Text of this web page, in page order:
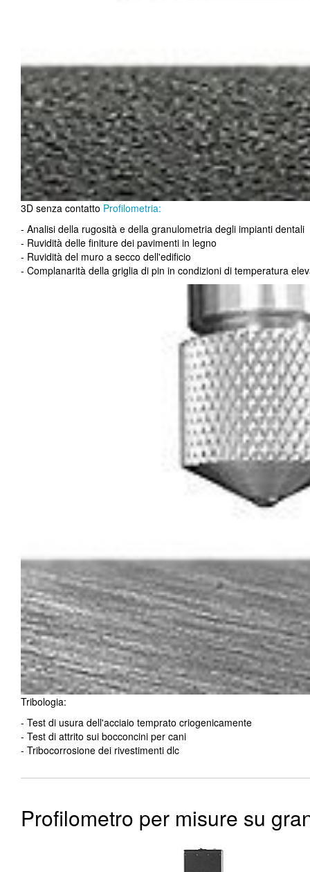
3D senza contatto Profilometria:
- Analisi della rugosità e della granulometria degli impianti dentali
- Ruvidità delle finiture dei pavimenti in legno
- Ruvidità del muro a secco dell'edificio
- Complanarità della griglia di pin in condizioni di temperatura
Tribologia:
- Test di usura dell'acciaio temprato criogenicamente
- Test di attrito sui bocconcini per cani
- Tribocorrosione dei rivestimenti dlc
Profilometro per misure su